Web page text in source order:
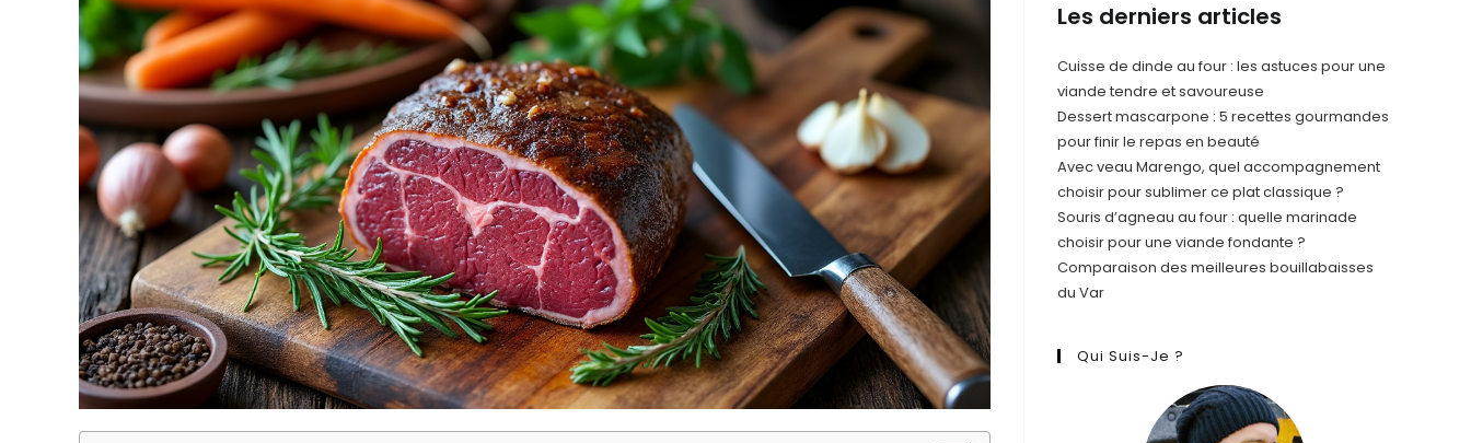
Les derniers articles
Cuisse de dinde au four : les astuces pour une
viande tendre et savoureuse
Dessert mascarpone : 5 recettes gourmandes
pour finir le repas en beauté
Avec veau Marengo, quel accompagnement
choisir pour sublimer ce plat classique ?
Souris d’agneau au four : quelle marinade
choisir pour une viande fondante ?
Comparaison des meilleures bouillabaisses
du Var
Qui Suis-Je ?